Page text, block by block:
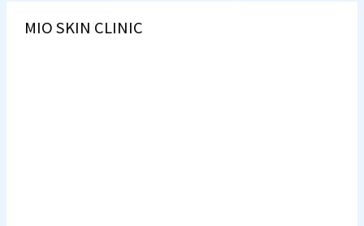
MIO SKIN CLINIC